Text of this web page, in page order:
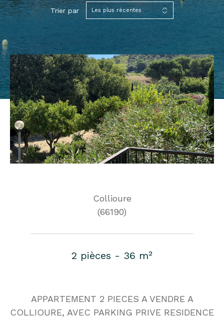
Trier par Les plus récentes
Collioure
(66190)
2 pièces - 36 m²
APPARTEMENT 2 PIECES A VENDRE A
COLLIOURE, AVEC PARKING PRIVE RESIDENCE